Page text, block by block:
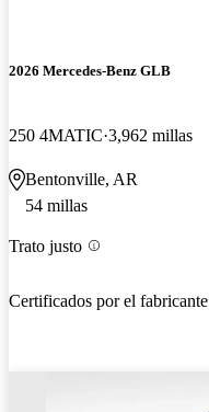
2026 Mercedes-Benz GLB
250 4MATIC 3,962 millas
Bentonville, AR
54 millas
Trato justo
Certificados por el fabricante